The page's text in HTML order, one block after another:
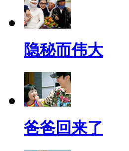
隐秘而伟大
爸爸回来了